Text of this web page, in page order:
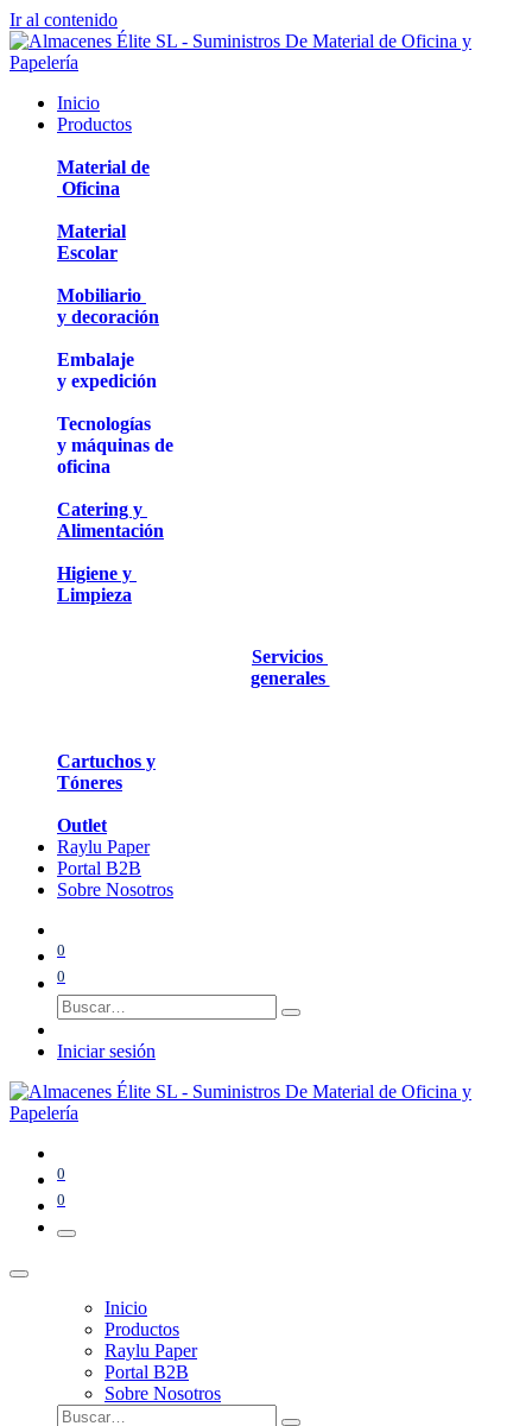
Ir al contenido
Inicio
Productos
Material de
Oficina
Material
Escolar
Mobiliario
y decoración
Embalaje
y expedición
Tecnologías
y máquinas de
oficina
Catering y
Alimentación
Higiene y
Limpieza
Servicios
generales
Cartuchos y
Tóneres
Outlet
Raylu Paper
Portal B2B
Sobre Nosotros
0
0
Iniciar sesión
0
0
Inicio
Productos
Raylu Paper
Portal B2B
Sobre Nosotros